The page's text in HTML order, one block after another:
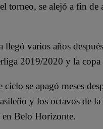
torneo, se alejó a fin
llegó varios años
2019/2020 y la
ciclo se apagó meses
y los octavos de
Belo Horizonte.